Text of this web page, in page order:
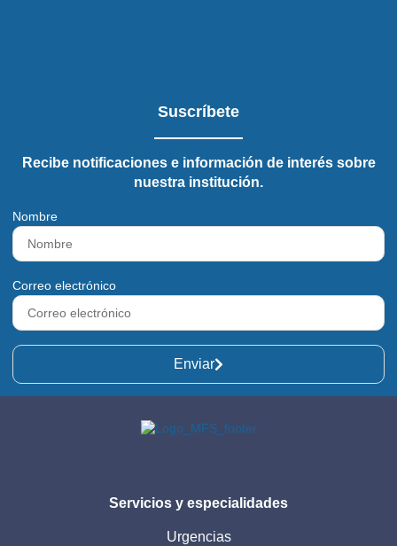
Suscríbete
Recibe notificaciones e información de interés sobre
nuestra institución.
Nombre
Correo electrónico
Enviar
Servicios y especialidades
Urgencias